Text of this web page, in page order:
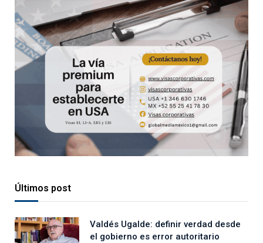
Últimos post
Valdés Ugalde: definir verdad desde
el gobierno es error autoritario